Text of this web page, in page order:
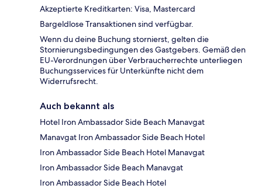
Akzeptierte Kreditkarten: Visa, Mastercard
Bargeldlose Transaktionen sind verfügbar.
Wenn du deine Buchung stornierst, gelten die
Stornierungsbedingungen des Gastgebers. Gemäß den
EU-Verordnungen über Verbraucherrechte unterliegen
Buchungsservices für Unterkünfte nicht dem
Widerrufsrecht.
Auch bekannt als
Hotel Iron Ambassador Side Beach Manavgat
Manavgat Iron Ambassador Side Beach Hotel
Iron Ambassador Side Beach Hotel Manavgat
Iron Ambassador Side Beach Manavgat
Iron Ambassador Side Beach Hotel